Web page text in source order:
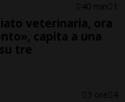
40 min 1
veterinaria, ora
capita a una
tre
3 ore 4